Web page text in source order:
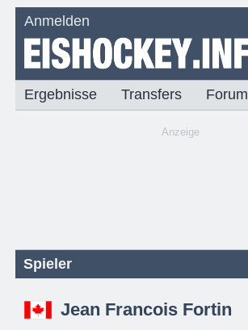
Anmelden
Ergebnisse Transfers Forum
Anzeige
Spieler
Jean Francois Fortin